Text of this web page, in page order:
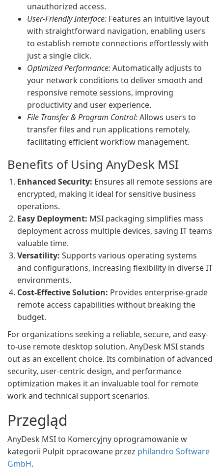
unauthorized access.
User-Friendly Interface: Features an intuitive layout
with straightforward navigation, enabling users
to establish remote connections effortlessly with
just a single click.
Optimized Performance:Automatically adjusts to
your network conditions to deliver smooth and
responsive remote sessions, improving
productivity and user experience.
File Transfer & Program Control:Allows users to
transfer files and run applications remotely,
facilitating efficient workflow management.
Benefits of Using AnyDesk MSI
Enhanced Security: Ensures all remote sessions are
encrypted, making it ideal for sensitive business
operations.
Easy Deployment: MSI packaging simplifies mass
deployment across multiple devices, saving IT teams
valuable time.
Versatility: Supports various operating systems
and configurations, increasing flexibility in diverse IT
environments.
Cost-Effective Solution: Provides enterprise-grade
remote access capabilities without breaking the
budget.
For organizations seeking a reliable, secure, and easy-
to-use remote desktop solution, AnyDesk MSI stands
out as an excellent choice. Its combination of advanced
security, user-centric design, and performance
optimization makes it an invaluable tool for remote
work and technical support scenarios.
Przegląd
AnyDesk MSI to Komercyjny oprogramowanie w
kategorii Pulpit opracowane przez philandro Software
GmbH.